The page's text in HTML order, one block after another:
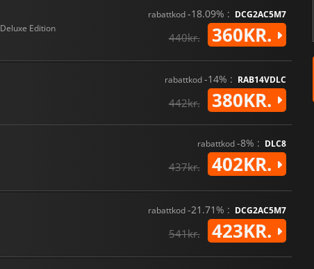
Deluxe Edition
rabattkod-18.09% : DCG2AC5M7
440kr. 360KR.
rabattkod-14% : RAB14VDLC
442kr. 380KR.
rabattkod-8% : DLC8
437kr. 402KR.
rabattkod-21.71% : DCG2AC5M7
541kr. 423KR.